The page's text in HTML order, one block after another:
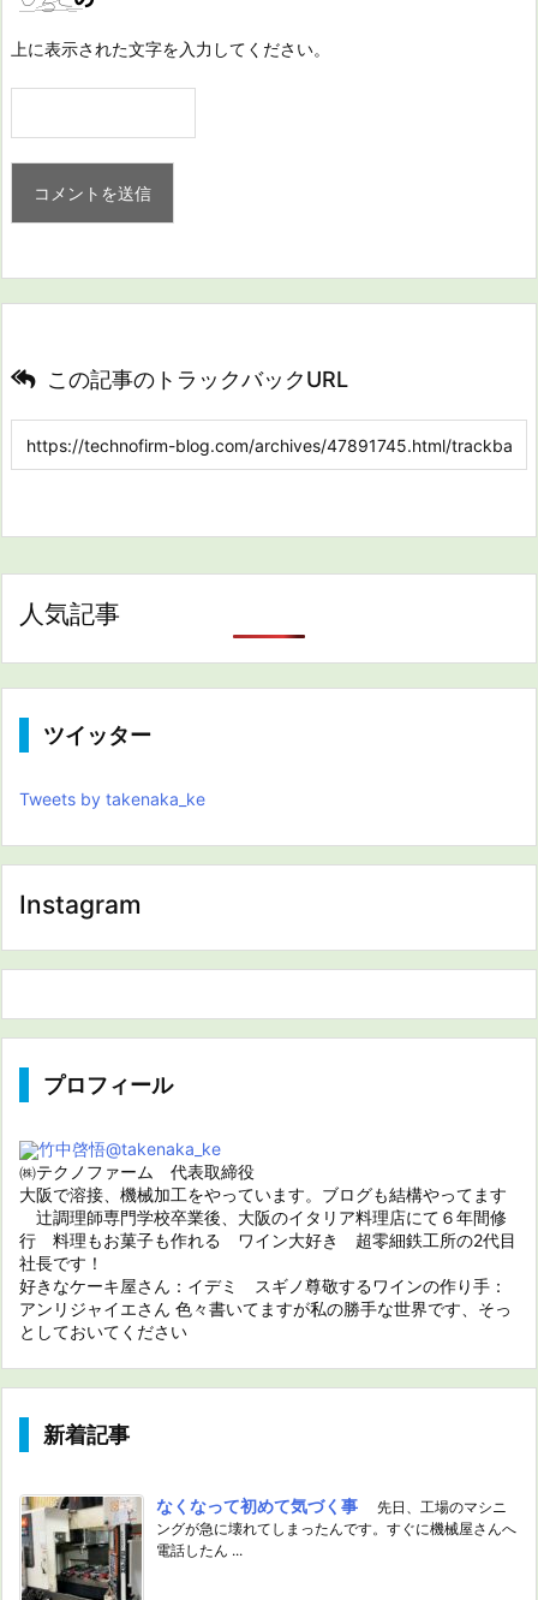
上に表示された文字を入力してください。
この記事のトラックバックURL
人気記事
ツイッター
Tweets by takenaka_ke
Instagram
プロフィール
竹中啓悟@takenaka_ke
㈱テクノファーム 代表取締役
大阪で溶接、機械加工をやっています。ブログも結構やってます
辻調理師専門学校卒業後、大阪のイタリア料理店にて６年間修
行 料理もお菓子も作れる ワイン大好き 超零細鉄工所の2代目
社長です！
好きなケーキ屋さん：イデミ スギノ尊敬するワインの作り手：
アンリジャイエさん 色々書いてますが私の勝手な世界です、そっ
としておいてください
新着記事
なくなって初めて気づく事
先日、工場のマシニ
ングが急に壊れてしまったんです。すぐに機械屋さんへ
電話したん ...